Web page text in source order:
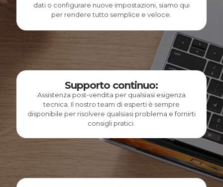
dati o configurare nuove impostazioni, siamo qui
per rendere tutto semplice e veloce.
Supporto continuo:
Assistenza post-vendita per qualsiasi esigenza
tecnica. Il nostro team di esperti è sempre
disponibile per risolvere qualsiasi problema e fornirti
consigli pratici.